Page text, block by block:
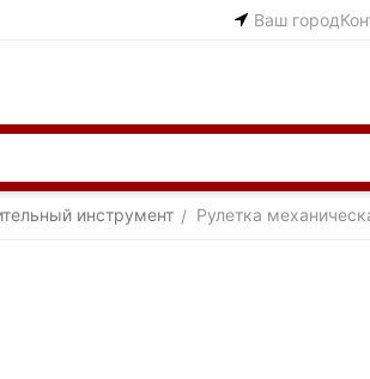
Ваш город
инструмент / Рулетка